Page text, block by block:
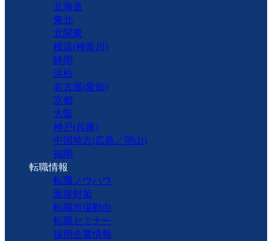
北海道
東北
北関東
横浜(神奈川)
静岡
浜松
名古屋(愛知)
京都
大阪
神戸(兵庫)
中国地方(広島／岡山)
福岡
転職情報
転職ノウハウ
面接対策
転職市場動向
転職セミナー
採用企業情報